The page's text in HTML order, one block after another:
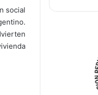
social